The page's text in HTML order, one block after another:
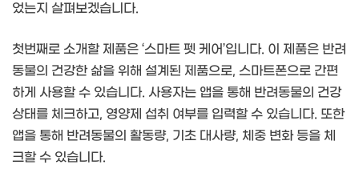
었는지 살펴보겠습니다.
첫번째로 소개할 제품은 ‘스마트 펫 케어’입니다. 이 제품은 반려
동물의 건강한 삶을 위해 설계된 제품으로, 스마트폰으로 간편
하게 사용할 수 있습니다. 사용자는 앱을 통해 반려동물의 건강
상태를 체크하고, 영양제 섭취 여부를 입력할 수 있습니다. 또한
앱을 통해 반려동물의 활동량, 기초 대사량, 체중 변화 등을 체
크할 수 있습니다.